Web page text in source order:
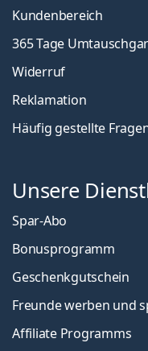
Kundenbereich
365 Tage
Widerruf
Reklamation
Häufig gestellte
Unsere
Spar-Abo
Bonusprogramm
Geschenkgutschein
Freunde werben und
Affiliate Programms